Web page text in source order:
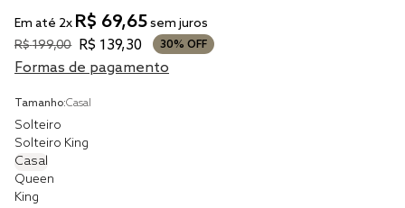
Em até 2x R$ 69,65sem juros
R$199,00 R$ 139,30 30% OFF
Formas de pagamento
Tamanho:Casal
Solteiro
Solteiro King
Casal
Queen
King
solteiro king
cobre leito
jogo cama
jogo cama casal